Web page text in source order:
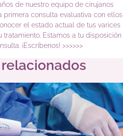
de nuestro equipo de cirujanos
primera consulta evaluativa con ellos
el estado actual de tus varices
Estamos a tu disposición
¡Escríbenos! >>>>>>